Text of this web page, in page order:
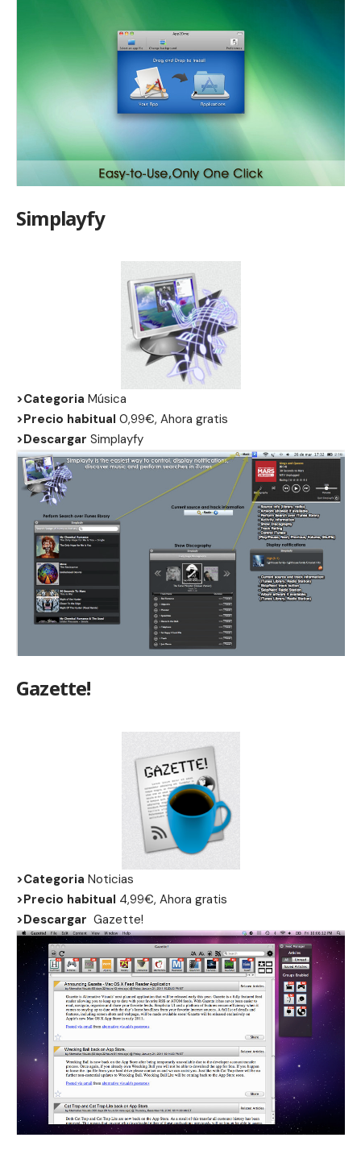
Simplayfy
>Categoria Música
>Precio habitual 0,99€, Ahora gratis
>Descargar Simplayfy
Gazette!
>Categoria Noticias
>Precio habitual 4,99€, Ahora gratis
>Descargar Gazette!